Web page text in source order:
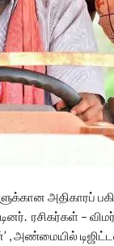
அதிகாரப்
ரசிகர்கள் –
, அண்மையில்